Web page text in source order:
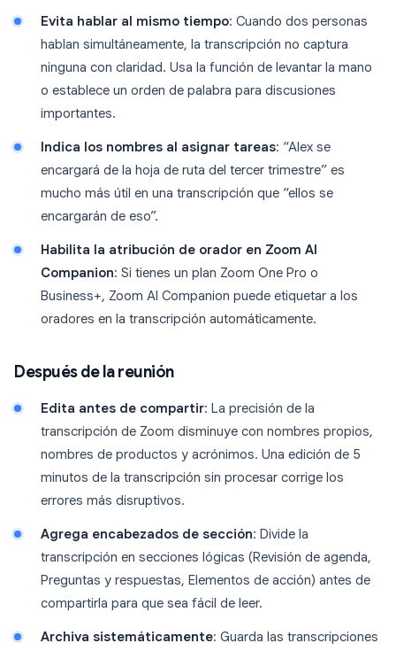
Evita hablar al mismo tiempo: Cuando dos personas
hablan simultáneamente, la transcripción no captura
ninguna con claridad. Usa la función de levantar la mano
o establece un orden de palabra para discusiones
importantes.
Indica los nombres al asignar tareas: “Alex se
encargará de la hoja de ruta del tercer trimestre” es
mucho más útil en una transcripción que “ellos se
encargarán de eso”.
Habilita la atribución de orador en Zoom AI
Companion: Si tienes un plan Zoom One Pro o
Business+, Zoom AI Companion puede etiquetar a los
oradores en la transcripción automáticamente.
Después de la reunión
Edita antes de compartir: La precisión de la
transcripción de Zoom disminuye con nombres propios,
nombres de productos y acrónimos. Una edición de 5
minutos de la transcripción sin procesar corrige los
errores más disruptivos.
Agrega encabezados de sección: Divide la
transcripción en secciones lógicas (Revisión de agenda,
Preguntas y respuestas, Elementos de acción) antes de
compartirla para que sea fácil de leer.
Archiva sistemáticamente: Guarda las transcripciones